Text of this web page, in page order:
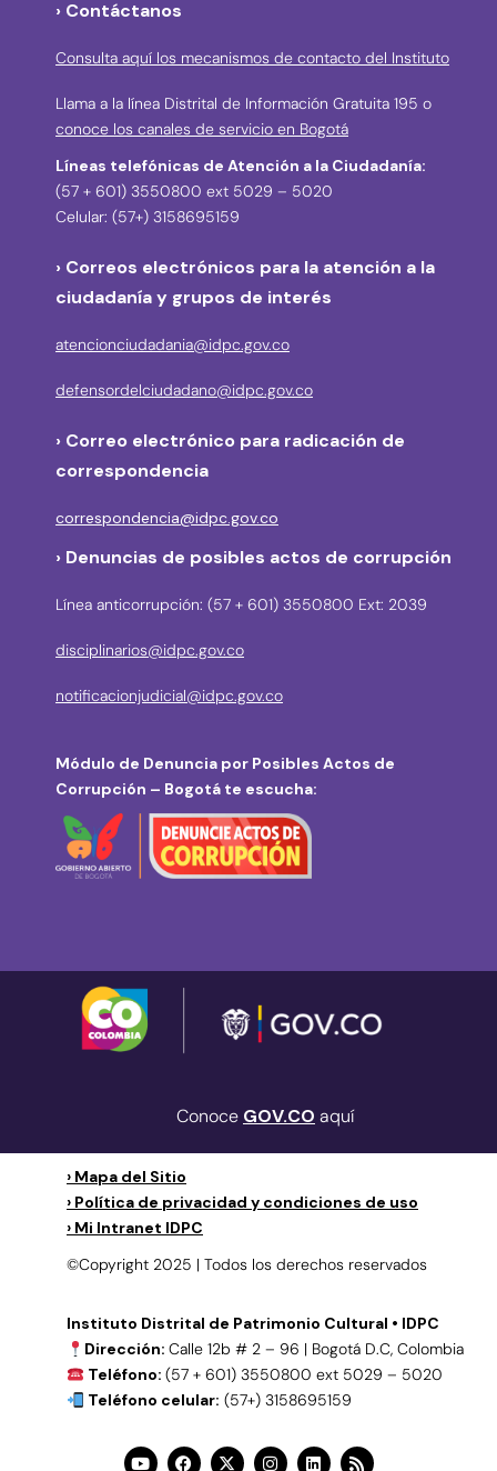
› Contáctanos
Consulta aquí los mecanismos de contacto del Instituto
Llama a la línea Distrital de Información Gratuita 195 o
conoce los canales de servicio en Bogotá
Líneas telefónicas de Atención a la Ciudadanía:
(57 + 601) 3550800 ext 5029 – 5020
Celular: (57+) 3158695159
› Correos electrónicos para la atención a la
ciudadanía y grupos de interés
atencionciudadania@idpc.gov.co
defensordelciudadano@idpc.gov.co
› Correo electrónico para radicación de
correspondencia
correspondencia@idpc.gov.co
› Denuncias de posibles actos de corrupción
Línea anticorrupción: (57 + 601) 3550800 Ext: 2039
disciplinarios@idpc.gov.co
notificacionjudicial@idpc.gov.co
Módulo de Denuncia por Posibles Actos de
Corrupción – Bogotá te escucha:
Conoce GOV.CO aquí
› Mapa del Sitio
› Política de privacidad y condiciones de uso
› Mi Intranet IDPC
©Copyright 2025 | Todos los derechos reservados
Instituto Distrital de Patrimonio Cultural • IDPC
Dirección: Calle 12b # 2 – 96 | Bogotá D.C, Colombia
Teléfono: (57 + 601) 3550800 ext 5029 – 5020
Teléfono celular: (57+) 3158695159